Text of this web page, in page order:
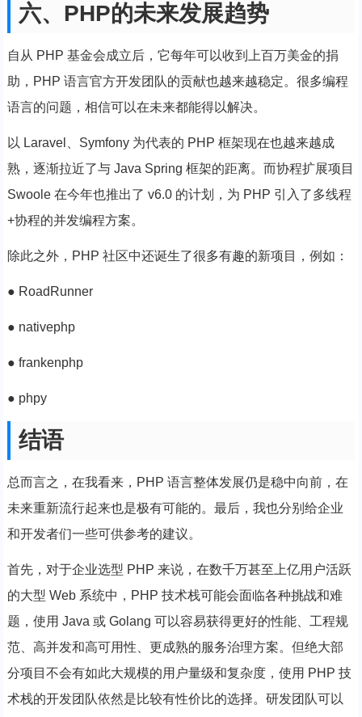
六、PHP的未来发展趋势
自从 PHP 基金会成立后，它每年可以收到上百万美金的捐
助，PHP 语言官方开发团队的贡献也越来越稳定。很多编程
语言的问题，相信可以在未来都能得以解决。
以 Laravel、Symfony 为代表的 PHP 框架现在也越来越成
熟，逐渐拉近了与 Java Spring 框架的距离。而协程扩展项目
Swoole 在今年也推出了 v6.0 的计划，为 PHP 引入了多线程
+协程的并发编程方案。
除此之外，PHP 社区中还诞生了很多有趣的新项目，例如：
● RoadRunner
● nativephp
● frankenphp
● phpy
结语
总而言之，在我看来，PHP 语言整体发展仍是稳中向前，在
未来重新流行起来也是极有可能的。最后，我也分别给企业
和开发者们一些可供参考的建议。
首先，对于企业选型 PHP 来说，在数千万甚至上亿用户活跃
的大型 Web 系统中，PHP 技术栈可能会面临各种挑战和难
题，使用 Java 或 Golang 可以容易获得更好的性能、工程规
范、高并发和高可用性、更成熟的服务治理方案。但绝大部
分项目不会有如此大规模的用户量级和复杂度，使用 PHP 技
术栈的开发团队依然是比较有性价比的选择。研发团队可以